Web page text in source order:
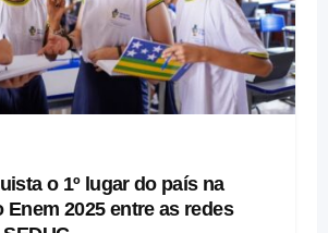
o 1º lugar do país na
Enem 2025 entre as redes